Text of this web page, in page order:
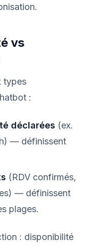
vs
types
:
déclarées (ex.
— définissent
(RDV confirmés,
— définissent
plages.
: disponibilité